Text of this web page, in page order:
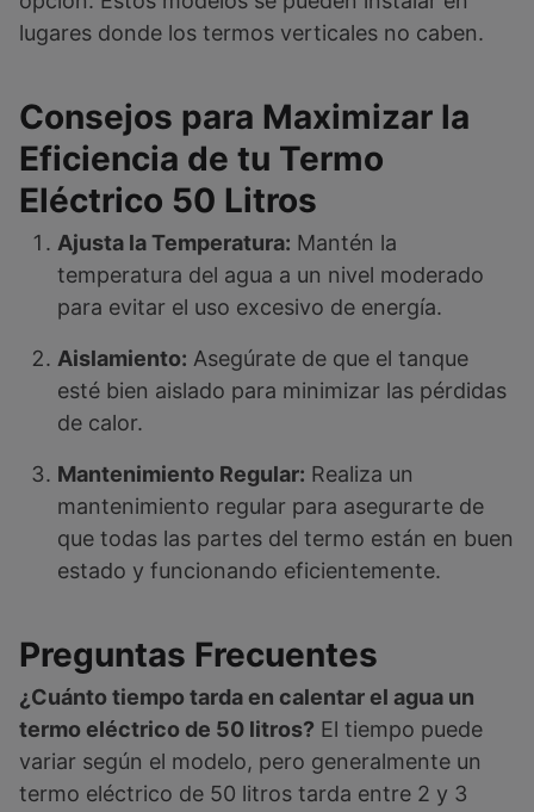
lugares donde los termos verticales no caben.
Consejos para Maximizar la
Eficiencia de tu Termo
Eléctrico 50 Litros
Ajusta la Temperatura: Mantén la
temperatura del agua a un nivel moderado
para evitar el uso excesivo de energía.
Aislamiento: Asegúrate de que el tanque
esté bien aislado para minimizar las pérdidas
de calor.
Mantenimiento Regular: Realiza un
mantenimiento regular para asegurarte de
que todas las partes del termo están en buen
estado y funcionando eficientemente.
Preguntas Frecuentes
¿Cuánto tiempo tarda en calentar el agua un
termo eléctrico de 50 litros? El tiempo puede
variar según el modelo, pero generalmente un
termo eléctrico de 50 litros tarda entre 2 y 3